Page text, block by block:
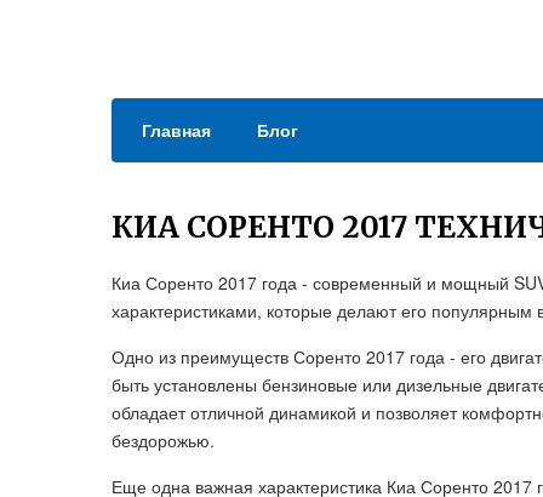
Главная Блог
КИА СОРЕНТО 2017
Киа Соренто 2017 года - современный и мощный
характеристиками, которые делают его
Одно из преимуществ Соренто 2017 года - его
быть установлены бензиновые или дизельные
обладает отличной динамикой и позволяет
бездорожью.
Еще одна важная характеристика Киа Соренто